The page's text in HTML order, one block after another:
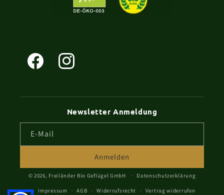
Facebook Instagram
Newsletter Anmeldung
E-Mail
Anmelden
© 2026, Freiländer Bio Geflügel GmbH Datenschutzerklärung
Impressum AGB Widerrufsrecht Vertrag widerrufen